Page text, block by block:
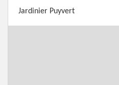
Jardinier Puyvert